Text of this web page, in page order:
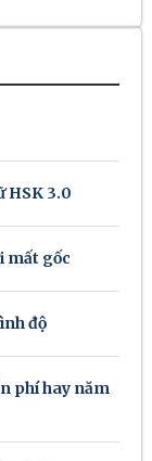
HSK 3.0
mất gốc
độ
phí hay năm